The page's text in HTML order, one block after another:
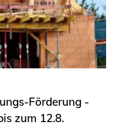
Förderung -
zum 12.8.